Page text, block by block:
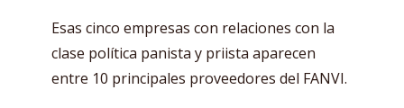
Esas cinco empresas con relaciones con la
clase política panista y priista aparecen
entre 10 principales proveedores del FANVI.